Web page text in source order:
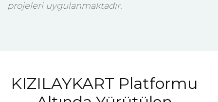
projeleri uygulanmaktadır.
KIZILAYKART Platformu